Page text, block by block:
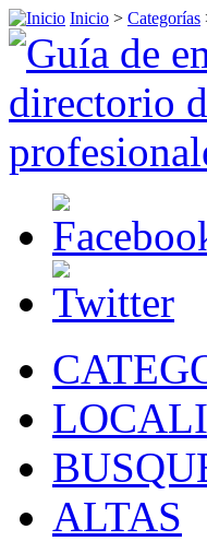
Inicio > Categorías
ALTAS